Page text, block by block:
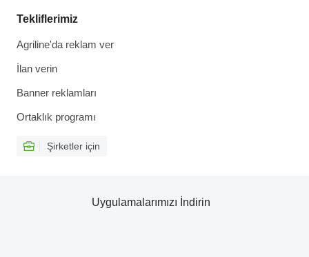
Tekliflerimiz
Agriline'da reklam ver
İlan verin
Banner reklamları
Ortaklık programı
Şirketler için
Uygulamalarımızı İndirin